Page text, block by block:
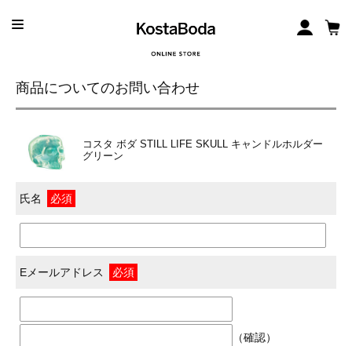
商品についてのお問い合わせ
コスタ ボダ STILL LIFE SKULL キャンドルホルダー
グリーン
氏名 必須
Eメールアドレス 必須
（確認）